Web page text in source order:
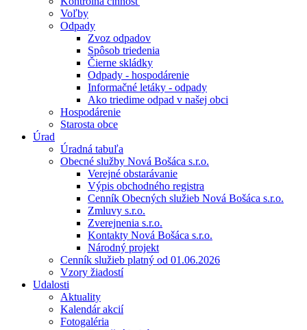
Voľby
Odpady
Zvoz odpadov
Spôsob triedenia
Čierne skládky
Odpady - hospodárenie
Informačné letáky - odpady
Ako triedime odpad v našej obci
Hospodárenie
Starosta obce
Úrad
Úradná tabuľa
Obecné služby Nová Bošáca s.r.o.
Verejné obstarávanie
Výpis obchodného registra
Cenník Obecných služieb Nová Bošáca s.r.o.
Zmluvy s.r.o.
Zverejnenia s.r.o.
Kontakty Nová Bošáca s.r.o.
Národný projekt
Cenník služieb platný od 01.06.2026
Vzory žiadostí
Udalosti
Aktuality
Kalendár akcií
Fotogaléria